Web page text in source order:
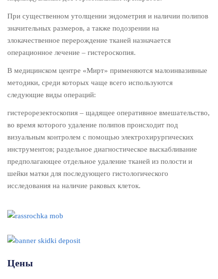
При существенном утолщении эндометрия и наличии полипов
значительных размеров, а также подозрении на
злокачественное перерождение тканей назначается
операционное лечение – гистероскопия.
В медицинском центре «Мирт» применяются малоинвазивные
методики, среди которых чаще всего используются
следующие виды операций:
гистерорезектоскопия – щадящее оперативное вмешательство,
во время которого удаление полипов происходит под
визуальным контролем с помощью электрохирургических
инструментов; раздельное диагностическое выскабливание
предполагающее отдельное удаление тканей из полости и
шейки матки для последующего гистологического
исследования на наличие раковых клеток.
Цены